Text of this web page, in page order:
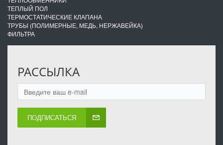
ТЕПЛЫЙ ПОЛ
ТЕРМОСТАТИЧЕСКИЕ КЛАПАНА
ТРУБЫ (ПОЛИМЕРНЫЕ, МЕДЬ, НЕРЖАВЕЙКА)
ФИЛЬТРА
РАССЫЛКА
ПОДПИСАТЬСЯ